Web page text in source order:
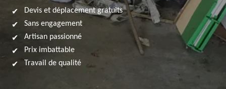
Devis et déplacement gratuits
Sans engagement
Artisan passionné
Prix imbattable
Travail de qualité